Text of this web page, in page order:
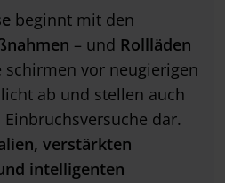
beginnt mit den
– und Rollläden
schirmen vor neugierigen
ab und stellen auch
Einbruchsversuche dar.
verstärkten
intelligenten